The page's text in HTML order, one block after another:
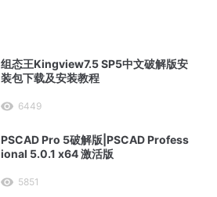
组态王Kingview7.5 SP5中文破解版安
装包下载及安装教程
6449
PSCAD Pro 5破解版|PSCAD Profess
ional 5.0.1 x64 激活版
5851